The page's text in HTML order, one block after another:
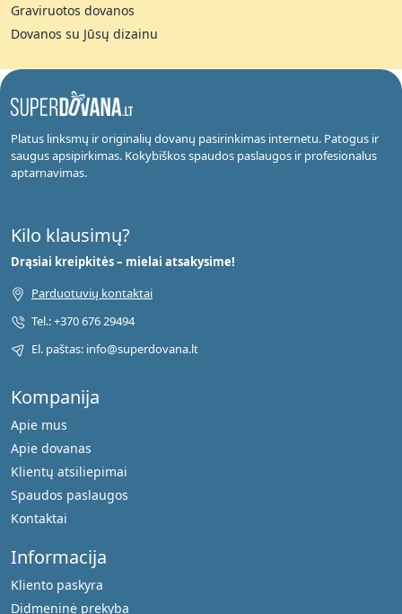
Graviruotos dovanos
Dovanos su Jūsų dizainu
Platus linksmų ir originalių dovanų pasirinkimas internetu. Patogus ir
saugus apsipirkimas. Kokybiškos spaudos paslaugos ir profesionalus
aptarnavimas.
Kompanija
Apie mus
Apie dovanas
Klientų atsiliepimai
Spaudos paslaugos
Kontaktai
Informacija
Kliento paskyra
Didmeninė prekyba
Kilo klausimų?
Drąsiai kreipkitės – mielai atsakysime!
Parduotuvių kontaktai
Tel.: +370 676 29494
El. paštas: info@superdovana.lt